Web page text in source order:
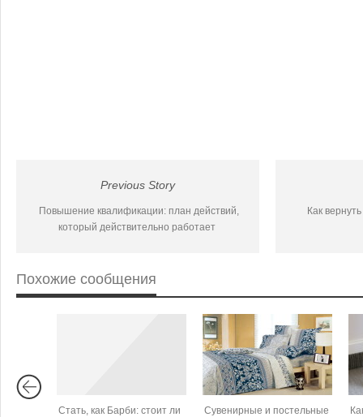
Previous Story
Повышение квалификации: план действий,
который действительно работает
Как
Похожие сообщения
Стать, как Барби: стоит ли
Сувенирные и постельные